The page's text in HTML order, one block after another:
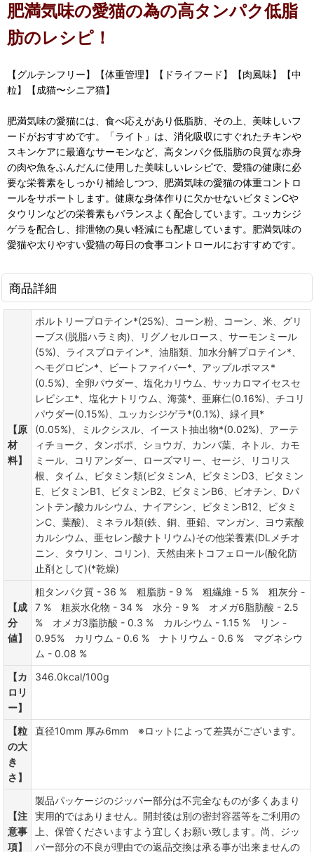
肥満気味の愛猫の為の高タンパク低脂
肪のレシピ！
【グルテンフリー】【体重管理】【ドライフード】【肉風味】【中
粒】【成猫〜シニア猫】
肥満気味の愛猫には、食べ応えがあり低脂肪、その上、美味しいフ
ードがおすすめです。「ライト」は、消化吸収にすぐれたチキンや
スキンケアに最適なサーモンなど、高タンパク低脂肪の良質な赤身
の肉や魚をふんだんに使用した美味しいレシピで、愛猫の健康に必
要な栄養素をしっかり補給しつつ、肥満気味の愛猫の体重コントロ
ールをサポートします。健康な身体作りに欠かせないビタミンCや
タウリンなどの栄養素もバランスよく配合しています。ユッカシジ
ゲラを配合し、排泄物の臭い軽減にも配慮しています。肥満気味の
愛猫や太りやすい愛猫の毎日の食事コントロールにおすすめです。
商品詳細
【原
材
料】
ポルトリープロテイン*(25%)、コーン粉、コーン、米、グリ
ーブス(脱脂ハラミ肉)、リグノセルロース、サーモンミール
(5%)、ライスプロテイン*、油脂類、加水分解プロテイン*、
ヘモグロビン*、ビートファイバー*、アップルポマス*
(0.5%)、全卵パウダー、塩化カリウム、サッカロマイセスセ
レビシエ*、塩化ナトリウム、海藻*、亜麻仁(0.16%)、チコリ
パウダー(0.15%)、ユッカシジゲラ*(0.1%)、緑イ貝*
(0.05%)、ミルクシスル、イースト抽出物*(0.02%)、アーテ
ィチョーク、タンポポ、ショウガ、カンバ葉、ネトル、カモ
ミール、コリアンダー、ローズマリー、セージ、リコリス
根、タイム、ビタミン類(ビタミンA、ビタミンD3、ビタミン
E、ビタミンB1、ビタミンB2、ビタミンB6、ビオチン、Dパ
ントテン酸カルシウム、ナイアシン、ビタミンB12、ビタミ
ンC、葉酸)、ミネラル類(鉄、銅、亜鉛、マンガン、ヨウ素酸
カルシウム、亜セレン酸ナトリウム)その他栄養素(DLメチオ
ニン、タウリン、コリン)、天然由来トコフェロール(酸化防
止剤として)(*乾燥)
【成
分
値】
粗タンパク質 - 36 % 粗脂肪 - 9 % 粗繊維 - 5 % 粗灰分 -
7 % 粗炭水化物 - 34 % 水分 - 9 % オメガ6脂肪酸 - 2.5
% オメガ3脂肪酸 - 0.3 % カルシウム - 1.15 % リン -
0.95% カリウム - 0.6 % ナトリウム - 0.6 % マグネシウ
ム - 0.08 %
【カ
ロリ
ー】
346.0kcal/100g
【粒
の大
き
さ】
直径10mm 厚み6mm ※ロットによって差異がございます。
【注
意事
項】
製品パッケージのジッパー部分は不完全なものが多くあまり
実用的ではありません。開封後は別の密封容器等をご利用の
上、保管くださいますよう宜しくお願い致します。尚、ジッ
パー部分の不良が理由での返品交換は承る事が出来ませんの